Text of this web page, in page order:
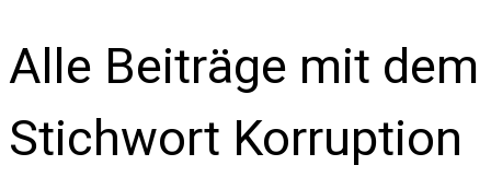
Alle Beiträge mit dem
Stichwort Korruption